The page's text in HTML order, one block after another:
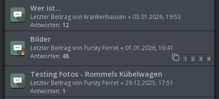
Wer ist...
Letzter Beitrag von krankenhausen « 03.01.2026, 19:53
Antworten: 12
Bilder
Letzter Beitrag von Fursty Ferret « 01.01.2026, 10:41
Antworten: 48 1 2 3 4
Testing Fotos - Rommels Kübelwagen
Letzter Beitrag von Fursty Ferret « 29.12.2025, 17:51
Antworten: 1